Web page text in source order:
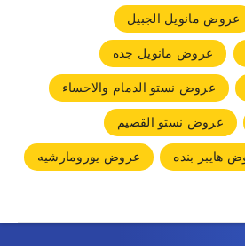
عروض مانويل الجبيل
عروض مانويل جده
عروض نستو الدمام والاحساء
عروض نستو القصيم
هايبر بنده عروض يورومارشيه